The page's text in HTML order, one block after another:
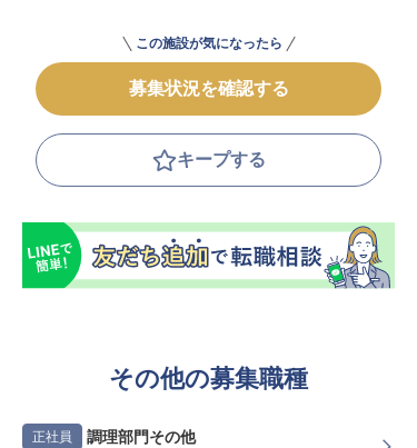
この施設が気になったら
募集状況を確認する
キープする
その他の募集職種
正社員 調理部門その他